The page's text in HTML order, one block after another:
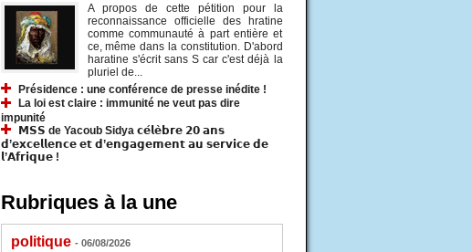
A propos de cette pétition pour la
reconnaissance officielle des hratine
comme communauté à part entière et
ce, même dans la constitution. D'abord
haratine s'écrit sans S car c'est déjà la
pluriel de...
Présidence : une conférence de presse inédite !
La loi est claire : immunité ne veut pas dire
impunité
𝗠𝗦𝗦 de Yacoub Sidya 𝗰𝗲́𝗹𝗲̀𝗯𝗿𝗲 𝟮𝟬 𝗮𝗻𝘀
𝗱’𝗲𝘅𝗰𝗲𝗹𝗹𝗲𝗻𝗰𝗲 𝗲𝘁 𝗱’𝗲𝗻𝗴𝗮𝗴𝗲𝗺𝗲𝗻𝘁 𝗮𝘂 𝘀𝗲𝗿𝘃𝗶𝗰𝗲 𝗱𝗲
𝗹’𝗔𝗳𝗿𝗶𝗾𝘂𝗲 !
Rubriques à la une
politique - 06/08/2026